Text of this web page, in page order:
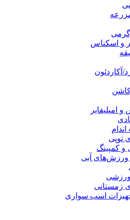
و اسکناس
آکاردئون
و امپلیفایر
و کمپینگ
آبی
زمستانی
اسب سواری